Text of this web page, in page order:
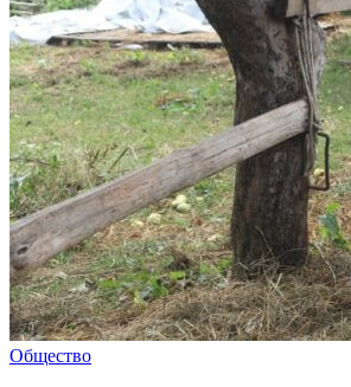
Общество